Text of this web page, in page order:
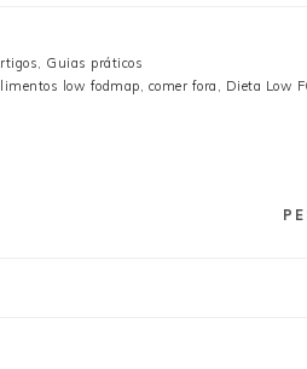
, Guias práticos
low fodmap, comer fora , Dieta Low